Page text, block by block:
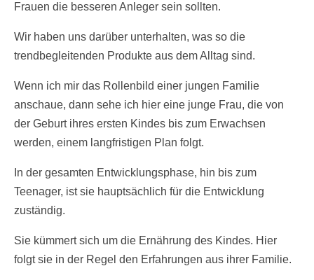
Frauen die besseren Anleger sein sollten.
Wir haben uns darüber unterhalten, was so die
trendbegleitenden Produkte aus dem Alltag sind.
Wenn ich mir das Rollenbild einer jungen Familie
anschaue, dann sehe ich hier eine junge Frau, die von
der Geburt ihres ersten Kindes bis zum Erwachsen
werden, einem langfristigen Plan folgt.
In der gesamten Entwicklungsphase, hin bis zum
Teenager, ist sie hauptsächlich für die Entwicklung
zuständig.
Sie kümmert sich um die Ernährung des Kindes. Hier
folgt sie in der Regel den Erfahrungen aus ihrer Familie.